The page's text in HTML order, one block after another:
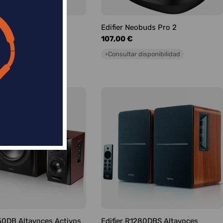
Altavoz Bluetooth
disponibilidad
Edifier Neobuds Pro 2
Precio
habitual
107,00 €
○Consultar disponibilidad
Altavoces Activos
Edifier R1280DBS Altavoces